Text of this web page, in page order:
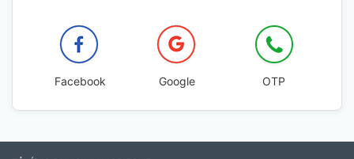
Facebook Google OTP